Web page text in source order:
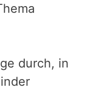
durch, in